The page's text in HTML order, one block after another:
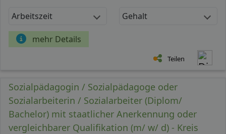
Arbeitszeit Gehalt
mehr Details
Teilen
Sozialpädagogin / Sozialpädagoge oder
Sozialarbeiterin / Sozialarbeiter (Diplom/
Bachelor) mit staatlicher Anerkennung oder
vergleichbarer Qualifikation (m/ w/ d) - Kreis